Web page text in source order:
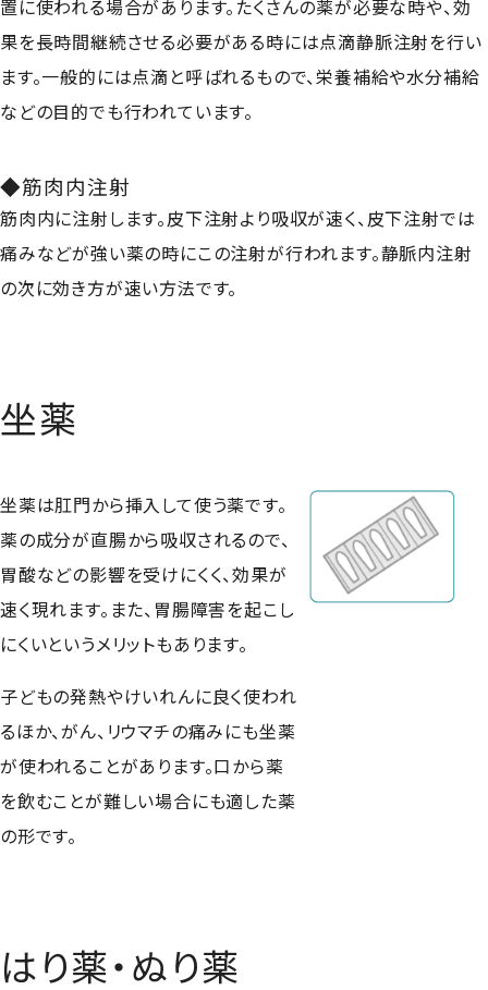
置に使われる場合があります。たくさんの薬が必要な時や、効
果を長時間継続させる必要がある時には点滴静脈注射を行い
ます。一般的には点滴と呼ばれるもので、栄養補給や水分補給
などの目的でも行われています。
◆筋肉内注射
筋肉内に注射します。皮下注射より吸収が速く、皮下注射では
痛みなどが強い薬の時にこの注射が行われます。静脈内注射
の次に効き方が速い方法です。
坐薬
坐薬は肛門から挿入して使う薬です。
薬の成分が直腸から吸収されるので、
胃酸などの影響を受けにくく、効果が
速く現れます。また、胃腸障害を起こし
にくいというメリットもあります。
子どもの発熱やけいれんに良く使われ
るほか、がん、リウマチの痛みにも坐薬
が使われることがあります。口から薬
を飲むことが難しい場合にも適した薬
の形です。
はり薬・ぬり薬